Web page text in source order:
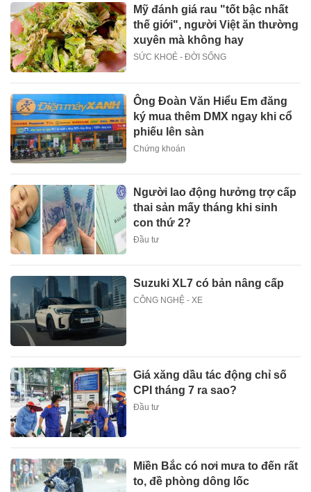
Mỹ đánh giá rau "tốt bậc nhất
thế giới", người Việt ăn thường
xuyên mà không hay
SỨC KHOẺ - ĐỜI SỐNG
Ông Đoàn Văn Hiểu Em đăng
ký mua thêm DMX ngay khi cổ
phiếu lên sàn
Chứng khoán
Người lao động hưởng trợ cấp
thai sản mấy tháng khi sinh
con thứ 2?
Đầu tư
Suzuki XL7 có bản nâng cấp
CÔNG NGHỆ - XE
Giá xăng dầu tác động chỉ số
CPI tháng 7 ra sao?
Đầu tư
Miền Bắc có nơi mưa to đến rất
to, đề phòng dông lốc